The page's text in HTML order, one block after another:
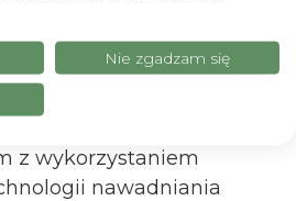
wyników
z wykorzystaniem
nawadniania
Nie zgadzam się